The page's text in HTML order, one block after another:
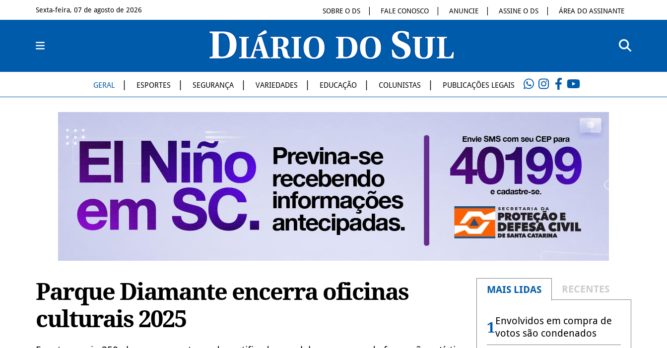
Sexta-feira, 07 de agosto de 2026 SOBRE O DS FALE CONOSCO ANUNCIE ASSINE O DS ÁREA DO ASSINANTE
GERAL ESPORTES SEGURANÇA VARIEDADES EDUCAÇÃO COLUNISTAS PUBLICAÇÕES LEGAIS
Parque Diamante encerra oficinas
culturais 2025
MAIS LIDAS RECENTES
1Envolvidos em compra de
votos são condenados